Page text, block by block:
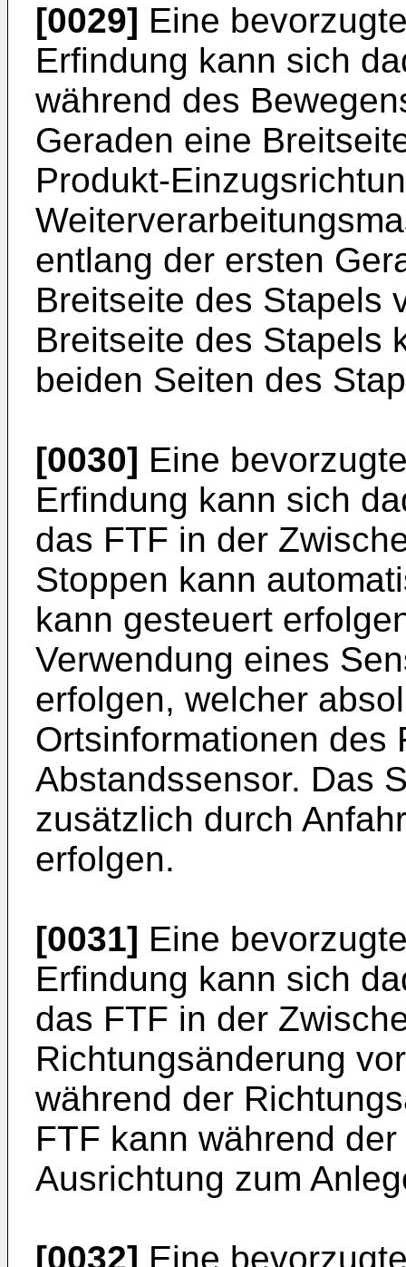
[0029] Eine
Erfindung kann sich
während des
Geraden eine
Produkt-
entlang der ersten
Breitseite des Stapels
Breitseite des Stapels
beiden Seiten des
[0030] Eine
Erfindung kann sich
das FTF in der
Stoppen kann
kann gesteuert
Verwendung eines
erfolgen, welcher
Ortsinformationen des
Abstandssensor. Das
zusätzlich durch
erfolgen.
[0031] Eine
Erfindung kann sich
das FTF in der
Richtungsänderung
während der
FTF kann während
Ausrichtung zum
[0032] Eine